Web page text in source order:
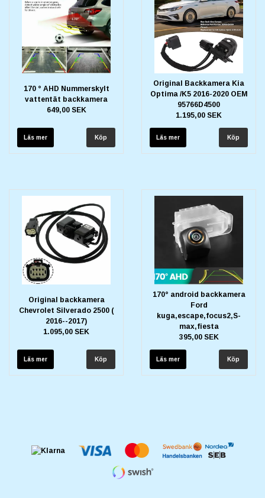
170 ° AHD Nummerskylt
vattentät backkamera
649,00 SEK
Läs mer
Original Backkamera Kia
Optima /K5 2016-2020 OEM
95766D4500
1.195,00 SEK
Läs mer
Original backkamera
Chevrolet Silverado 2500 (
2016--2017)
1.095,00 SEK
Läs mer
170° android backkamera
Ford
kuga,escape,focus2,S-
max,fiesta
395,00 SEK
Läs mer